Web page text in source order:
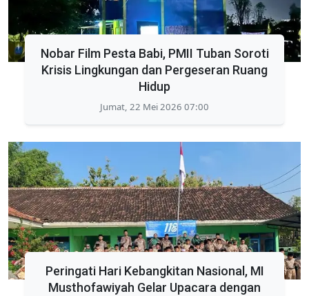
Nobar Film Pesta Babi, PMII Tuban Soroti
Krisis Lingkungan dan Pergeseran Ruang
Hidup
Jumat, 22 Mei 2026 07:00
Peringati Hari Kebangkitan Nasional, MI
Musthofawiyah Gelar Upacara dengan